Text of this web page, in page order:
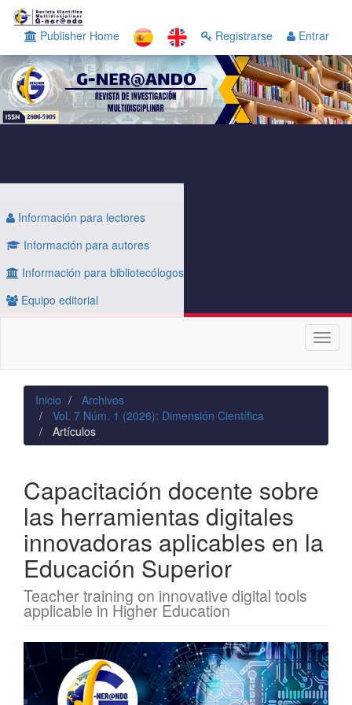
Navegación
principal
Contenido
principal
Barra
lateral
Publisher Home Registrarse Entrar
Información para lectores
Información para autores
Información para bibliotecólogos
Equipo editorial
Inicio
Archivos
Vol. 7 Núm. 1 (2026): Dimensión Científica
Artículos
Capacitación docente sobre
las herramientas digitales
innovadoras aplicables en la
Educación Superior
Teacher training on innovative digital tools
applicable in Higher Education
Barra
lateral